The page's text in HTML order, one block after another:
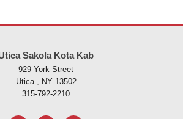
Sakola Kota Kab
929 York Street
Utica , NY 13502
315-792-2210